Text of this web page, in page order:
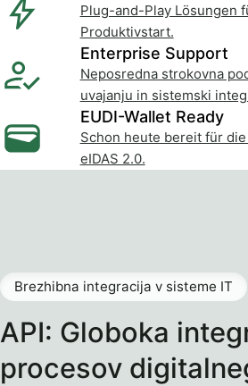
Plug-and-Play Lösungen
Produktivstart.
Enterprise Support
Neposredna strokovna
uvajanju in sistemski
EUDI-Wallet Ready
Schon heute bereit für
eIDAS 2.0.
API: Globoka
procesov
Brezhibna integracija v sisteme IT